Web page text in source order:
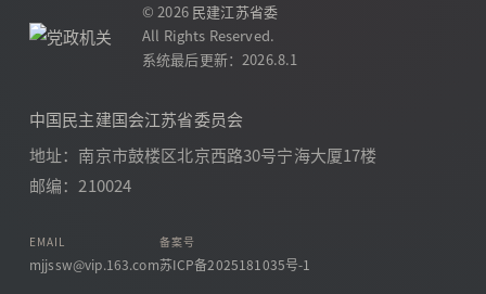
© 2026 民建江苏省委
All Rights Reserved.
系统最后更新：2026.8.1
中国民主建国会江苏省委员会
地址：南京市鼓楼区北京西路30号宁海大厦17楼
邮编：210024
EMAIL
mjjssw@vip.163.com
备案号
苏ICP备2025181035号-1